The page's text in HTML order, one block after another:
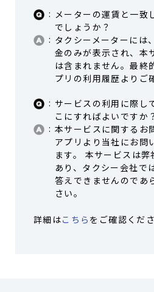
メーターの運賃と一致
でしょうか？
タクシーメーターには
金のみが表示され、本
は含まれません。最終
プリの利用履歴よりご
サービスの利用に際し
こにすればよいですか
本サービスに関するお
アプリより当社にお問
ます。 本サービスは
あり、タクシー会社で
答えできませんのであ
さい。
詳細はこちら をご確認くださ